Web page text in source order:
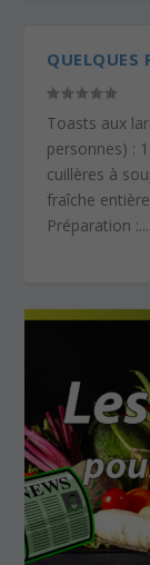
QUELQUES
Toasts aux
personnes) :
cuillères à
fraîche
Préparation :...